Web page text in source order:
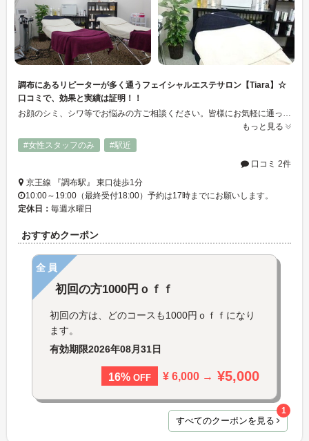
調布にあるリピーターが多く通うフェイシャルエステサロン【Tiara】☆
口コミで、効果と実績は証明！！
もっと見る
#女性スタッフのみ
#駅近
口コミ 2件
京王線 『調布駅』 東口徒歩1分
10:00～19:00（最終受付18:00）予約は17時までにお願いします。
定休日： 毎週水曜日
おすすめクーポン
全員
初回の方1000円ｏｆｆ
初回の方は、どのコースも1000円ｏｆｆになり
ます。
有効期限2026年08月31日
16% OFF ¥ 6,000 → ¥5,000
すべてのクーポンを見る
1